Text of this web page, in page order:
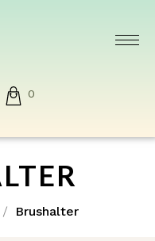
0
Brushalter